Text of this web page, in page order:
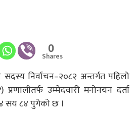
0
Shares
सदस्य निर्वाचन–२०८२ अन्तर्गत पहिलो
प्रणालीतर्फ उम्मेदवारी मनोनयन दर्ता
सय ८४ पुगेको छ ।